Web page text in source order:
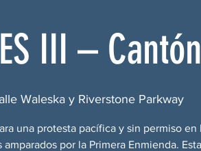
III – Cantón
Waleska y Riverstone Parkway
una protesta pacífica y sin permiso en
por la Primera Enmienda.